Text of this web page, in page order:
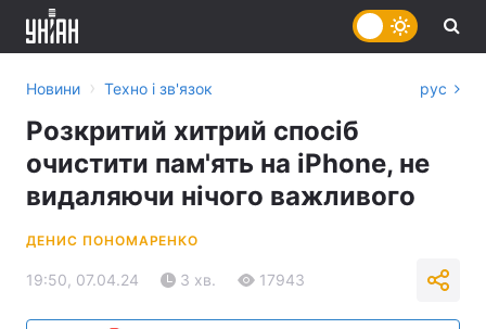
Новини › Техно і зв'язок рус
Розкритий хитрий спосіб
очистити пам'ять на iPhone, не
видаляючи нічого важливого
ДЕНИС ПОНОМАРЕНКО
19:50, 07.04.24 3 хв. 17943